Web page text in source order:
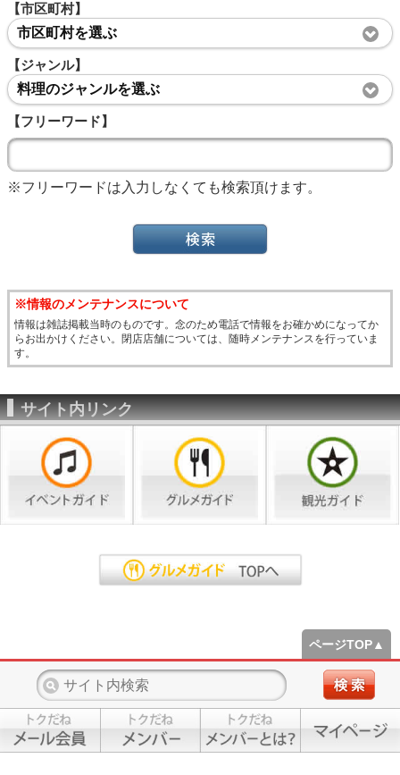
【市区町村】
市区町村を選ぶ
【ジャンル】
料理のジャンルを選ぶ
【フリーワード】
※フリーワードは入力しなくても検索頂けます。
※情報のメンテナンスについて
情報は雑誌掲載当時のものです。念のため電話で情報をお確かめになってか
らお出かけください。閉店店舗については、随時メンテナンスを行っていま
す。
サイト内リンク
ページTOP▲